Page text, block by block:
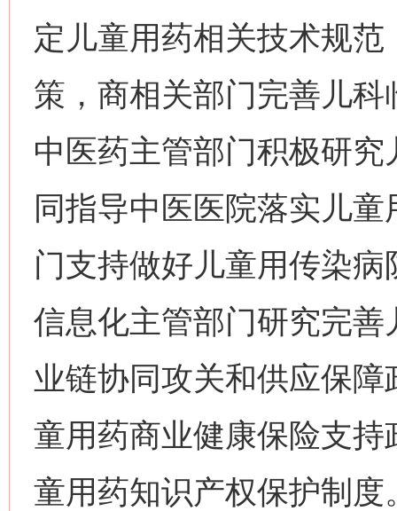
定儿童用药相关技术规
策，商相关部门完善儿
中医药主管部门积极研
同指导中医医院落实儿
门支持做好儿童用传染
信息化主管部门研究完
业链协同攻关和供应保
童用药商业健康保险支
童用药知识产权保护制